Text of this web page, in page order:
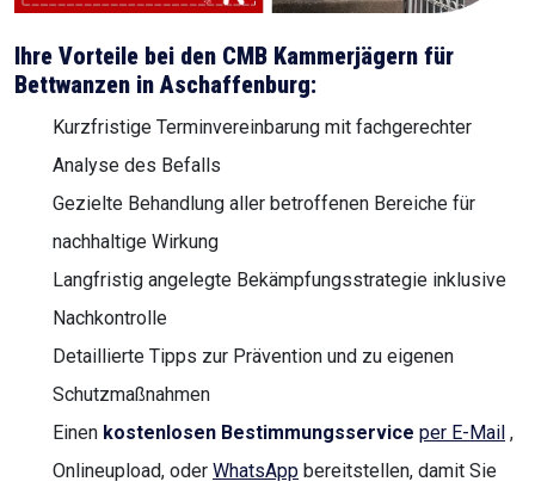
Ihre Vorteile bei den CMB Kammerjägern für
Bettwanzen in Aschaffenburg:
Kurzfristige Terminvereinbarung mit fachgerechter
Analyse des Befalls
Gezielte Behandlung aller betroffenen Bereiche für
nachhaltige Wirkung
Langfristig angelegte Bekämpfungsstrategie inklusive
Nachkontrolle
Detaillierte Tipps zur Prävention und zu eigenen
Schutzmaßnahmen
Einen kostenlosen Bestimmungsservice per E-Mail ,
Onlineupload, oder WhatsApp bereitstellen, damit Sie